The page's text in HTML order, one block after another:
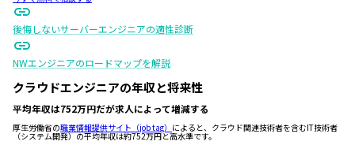
後悔しないサーバーエンジニアの適性診断
NWエンジニアのロードマップを解説
クラウドエンジニアの年収と将来性
平均年収は752万円だが求人によって増減する
厚生労働省の職業情報提供サイト（job tag） によると、クラウド関連技術者を含むIT技術者
（システム開発）の平均年収は約752万円と高水準です。